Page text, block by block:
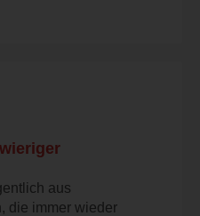
aus
die immer wieder